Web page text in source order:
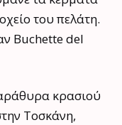
του πελάτη.
Buchette del
κρασιού
Τοσκάνη,